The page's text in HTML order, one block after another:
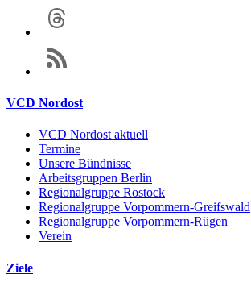
VCD Nordost
VCD Nordost aktuell
Termine
Unsere Bündnisse
Arbeitsgruppen Berlin
Regionalgruppe Rostock
Regionalgruppe Vorpommern-Greifswald
Regionalgruppe Vorpommern-Rügen
Verein
Ziele